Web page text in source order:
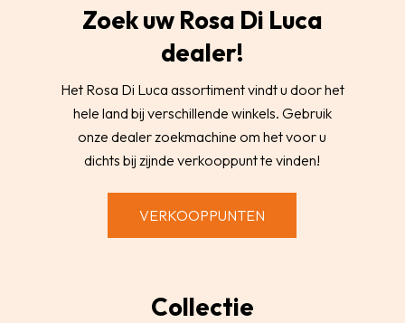
Zoek uw Rosa Di Luca
dealer!
Het Rosa Di Luca assortiment vindt u door het
hele land bij verschillende winkels. Gebruik
onze dealer zoekmachine om het voor u
dichts bij zijnde verkooppunt te vinden!
VERKOOPPUNTEN
Collectie